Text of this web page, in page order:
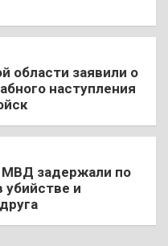
области заявили о
наступления
МВД задержали по
убийстве и